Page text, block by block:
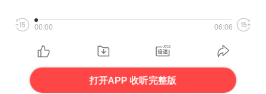
00:00 06:06
打开APP 收听完整版